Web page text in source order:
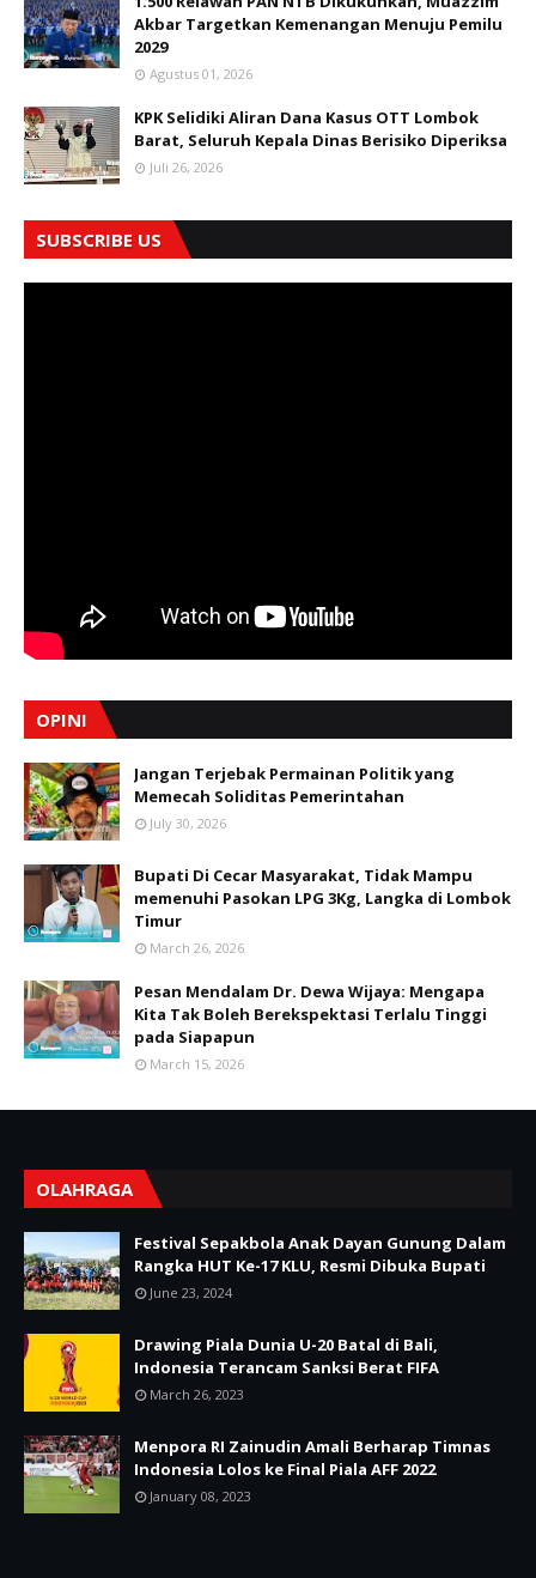
Akbar Targetkan Kemenangan Menuju Pemilu
2029
Agustus 01, 2026
KPK Selidiki Aliran Dana Kasus OTT Lombok
Barat, Seluruh Kepala Dinas Berisiko Diperiksa
Juli 26, 2026
SUBSCRIBE US
OPINI
Jangan Terjebak Permainan Politik yang
Memecah Soliditas Pemerintahan
July 30, 2026
Bupati Di Cecar Masyarakat, Tidak Mampu
memenuhi Pasokan LPG 3Kg, Langka di Lombok
Timur
March 26, 2026
Pesan Mendalam Dr. Dewa Wijaya: Mengapa
Kita Tak Boleh Berekspektasi Terlalu Tinggi
pada Siapapun
March 15, 2026
OLAHRAGA
Festival Sepakbola Anak Dayan Gunung Dalam
Rangka HUT Ke-17 KLU, Resmi Dibuka Bupati
June 23, 2024
Drawing Piala Dunia U-20 Batal di Bali,
Indonesia Terancam Sanksi Berat FIFA
March 26, 2023
Menpora RI Zainudin Amali Berharap Timnas
Indonesia Lolos ke Final Piala AFF 2022
January 08, 2023